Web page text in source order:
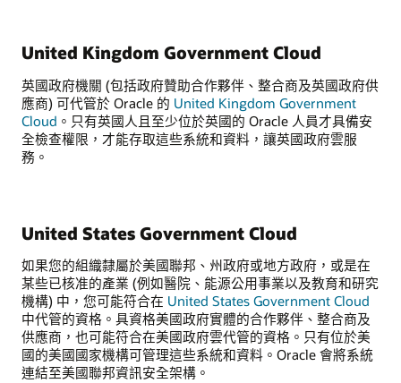
United Kingdom Government Cloud
英國政府機關 (包括政府贊助合作夥伴、整合商及英國政府供
應商) 可代管於 Oracle 的 United Kingdom Government
Cloud 。只有英國人且至少位於英國的 Oracle 人員才具備安
全檢查權限，才能存取這些系統和資料，讓英國政府雲服
務。
United States Government Cloud
如果您的組織隸屬於美國聯邦、州政府或地方政府，或是在
某些已核准的產業 (例如醫院、能源公用事業以及教育和研究
機構) 中，您可能符合在 United States Government Cloud
中代管的資格。具資格美國政府實體的合作夥伴、整合商及
供應商，也可能符合在美國政府雲代管的資格。只有位於美
國的美國國家機構可管理這些系統和資料。Oracle 會將系統
連結至美國聯邦資訊安全架構。